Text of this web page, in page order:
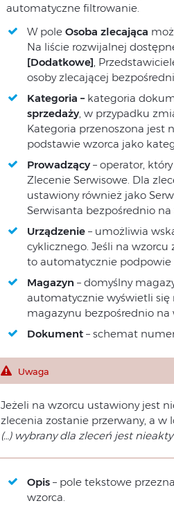
automatyczne filtrowanie.
W pole Osoba zlecająca
Na liście rozwijalnej
[Dodatkowe],
osoby zlecającej
Kategoria – kategoria
sprzedaży, w przypadku
Kategoria przenoszona jest
podstawie wzorca jako
Prowadzący– operator,
Zlecenie Serwisowe. Dla
ustawiony również jako
Serwisanta bezpośrednio
Urządzenie– umożliwia
cyklicznego. Jeśli na
to automatycznie podpowie
Magazyn – domyślny
automatycznie wyświetli się
magazynu bezpośrednio na
Dokument– schemat
Uwaga
Jeżeli na wzorcu ustawiony jest
zlecenia zostanie przerwany, a
(…) wybrany dla zleceń jest
Opis– pole tekstowe
wzorca.